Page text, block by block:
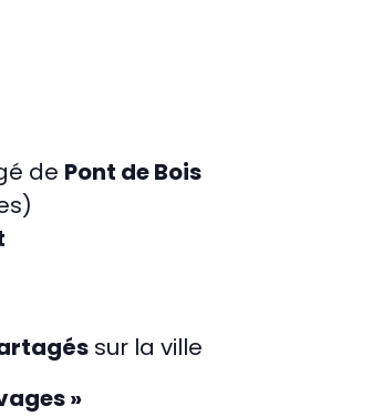
de Pont de Bois
sur la ville
»